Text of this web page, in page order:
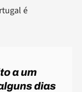
é
a um
dias